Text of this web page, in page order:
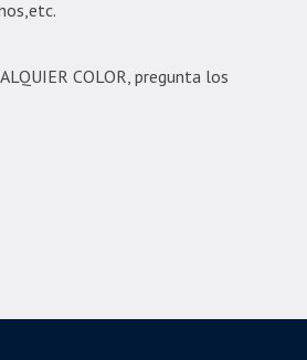
COLOR, pregunta los